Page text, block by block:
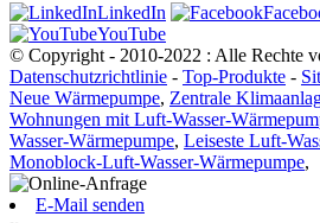
LinkedIn
YouTube
© Copyright - 2010-2022 : Alle Rechte
Datenschutzrichtlinie - Top-Produkte -
Neue Wärmepumpe, Zentrale
Wohnungen mit Luft-Wasser-
Wasser-Wärmepumpe, Leiseste Luft-
Monoblock-Luft-Wasser-Wärmepumpe,
E-Mail senden